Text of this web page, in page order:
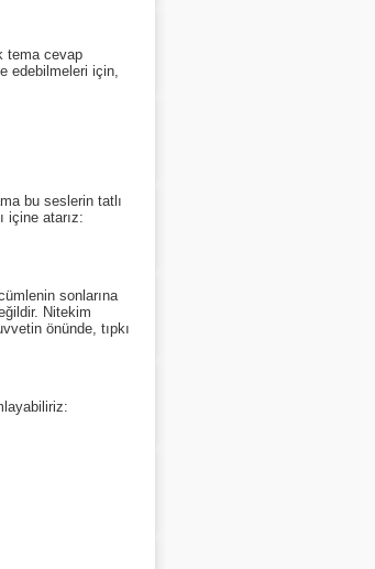
tema cevap
edebilmeleri için,
bu seslerin tatlı
içine atarız:
sonlarına
Nitekim
önünde, tıpkı